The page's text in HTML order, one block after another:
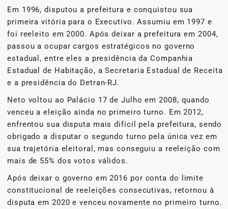
Em 1996, disputou a prefeitura e conquistou sua
primeira vitória para o Executivo. Assumiu em 1997 e
foi reeleito em 2000. Após deixar a prefeitura em 2004,
passou a ocupar cargos estratégicos no governo
estadual, entre eles a presidência da Companhia
Estadual de Habitação, a Secretaria Estadual de Receita
e a presidência do Detran-RJ.
Neto voltou ao Palácio 17 de Julho em 2008, quando
venceu a eleição ainda no primeiro turno. Em 2012,
enfrentou sua disputa mais difícil pela prefeitura, sendo
obrigado a disputar o segundo turno pela única vez em
sua trajetória eleitoral, mas conseguiu a reeleição com
mais de 55% dos votos válidos.
Após deixar o governo em 2016 por conta do limite
constitucional de reeleições consecutivas, retornou à
disputa em 2020 e venceu novamente no primeiro turno.